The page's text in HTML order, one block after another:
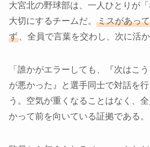
大宮北の野球部は、一人ひとりが
大切にするチームだ。 ミスがあっ
ず、全員で言葉を交わし、次に活か
「誰かがエラーしても、『次はこ
が悪かった』と選手同士で対話を
う。空気が重くなることはなく、
かって前を向いている証拠である。